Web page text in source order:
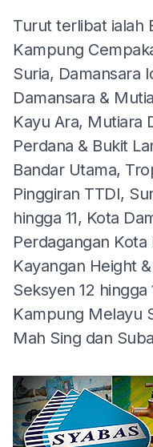
Turut terlibat ialah
Kampung
Suria, Damansara
Damansara &
Kayu Ara, Mutiara
Perdana & Bukit
Bandar Utama,
Pinggiran TTDI,
hingga 11, Kota
Perdagangan
Kayangan Height
Seksyen 12
Kampung Melayu
Mah Sing dan